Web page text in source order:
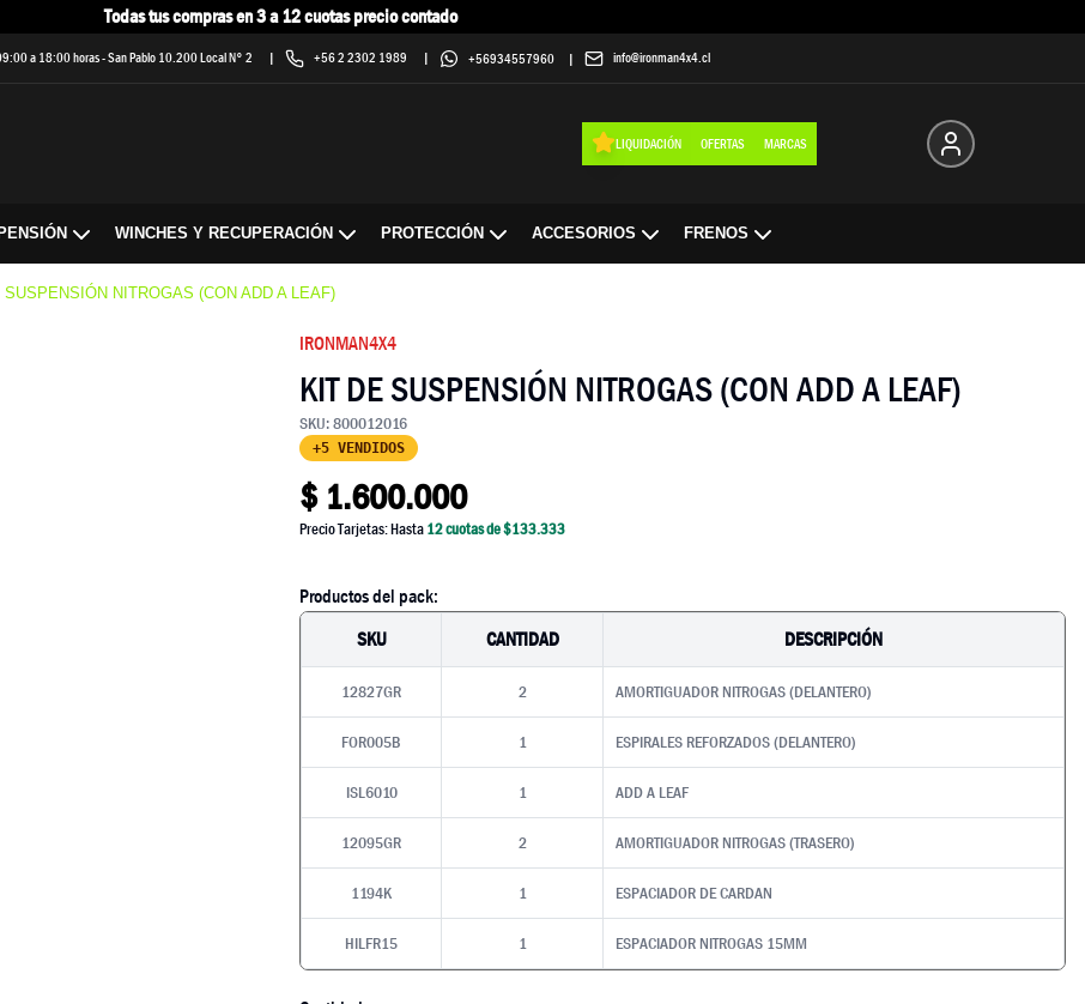
Todas tus compras en 3 a 12 cuotas precio contado
a 18:00 horas-San Pablo 10.200 Local N° 2 | +56 2 2302 1989 | +56934557960 | info@ironman4x4.cl
LIQUIDACIÓN OFERTAS MARCAS
WINCHES Y RECUPERACIÓN PROTECCIÓN ACCESORIOS FRENOS
SUSPENSIÓN NITROGAS (CON ADD A LEAF)
IRONMAN4X4
KIT DE SUSPENSIÓN NITROGAS (CON ADD A LEAF)
SKU:800012016
+5 VENDIDOS
$ 1.600.000
Precio Tarjetas: Hasta12cuotas de $133.333
Productos del pack:
SKU
CANTIDAD DESCRIPCIÓN
12827GR 2 AMORTIGUADOR NITROGAS (DELANTERO)
FOR005B 1 ESPIRALES REFORZADOS (DELANTERO)
ISL6010 1 ADD A LEAF
12095GR 2 AMORTIGUADOR NITROGAS (TRASERO)
1194K 1 ESPACIADOR DE CARDAN
HILFR15 1 ESPACIADOR NITROGAS 15MM